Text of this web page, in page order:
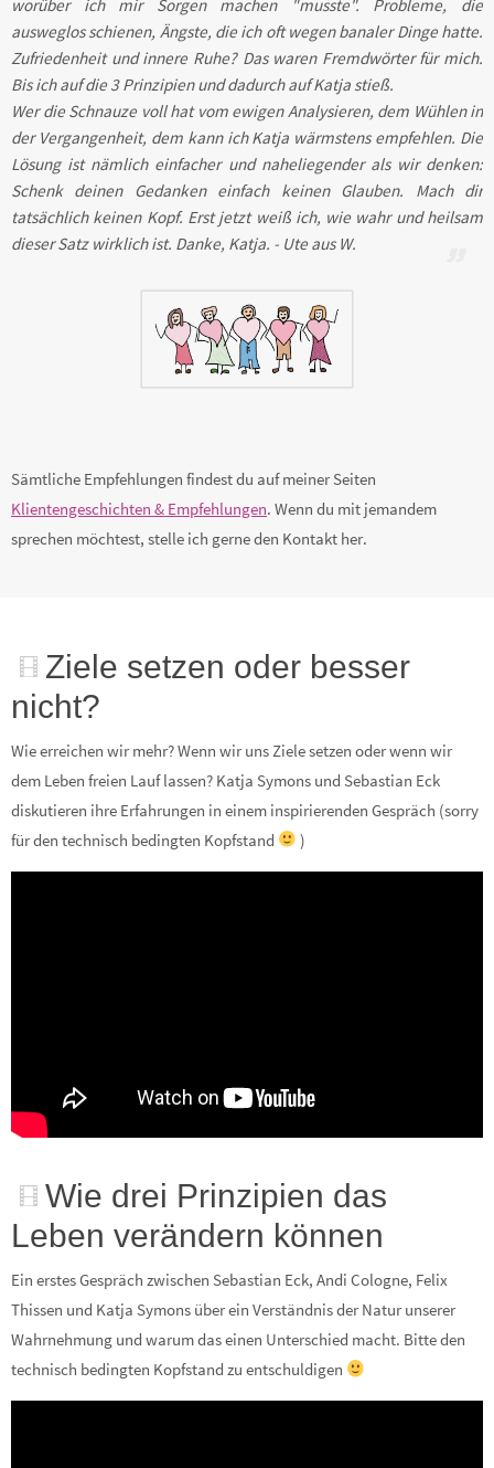
worüber ich mir Sorgen machen "musste". Probleme, die
ausweglos schienen, Ängste, die ich oft wegen banaler Dinge hatte.
Zufriedenheit und innere Ruhe? Das waren Fremdwörter für mich.
Bis ich auf die 3 Prinzipien und dadurch auf Katja stieß.
Wer die Schnauze voll hat vom ewigen Analysieren, dem Wühlen in
der Vergangenheit, dem kann ich Katja wärmstens empfehlen. Die
Lösung ist nämlich einfacher und naheliegender als wir denken:
Schenk deinen Gedanken einfach keinen Glauben. Mach dir
tatsächlich keinen Kopf. Erst jetzt weiß ich, wie wahr und heilsam
dieser Satz wirklich ist. Danke, Katja. - Ute aus W.
Sämtliche Empfehlungen findest du auf meiner Seiten
Klientengeschichten & Empfehlungen. Wenn du mit jemandem
sprechen möchtest, stelle ich gerne den Kontakt her.
Ziele setzen oder besser
nicht?
Wie erreichen wir mehr? Wenn wir uns Ziele setzen oder wenn wir
dem Leben freien Lauf lassen? Katja Symons und Sebastian Eck
diskutieren ihre Erfahrungen in einem inspirierenden Gespräch (sorry
für den technisch bedingten Kopfstand
)
Wie drei Prinzipien das
Leben verändern können
Ein erstes Gespräch zwischen Sebastian Eck, Andi Cologne, Felix
Thissen und Katja Symons über ein Verständnis der Natur unserer
Wahrnehmung und warum das einen Unterschied macht. Bitte den
technisch bedingten Kopfstand zu entschuldigen